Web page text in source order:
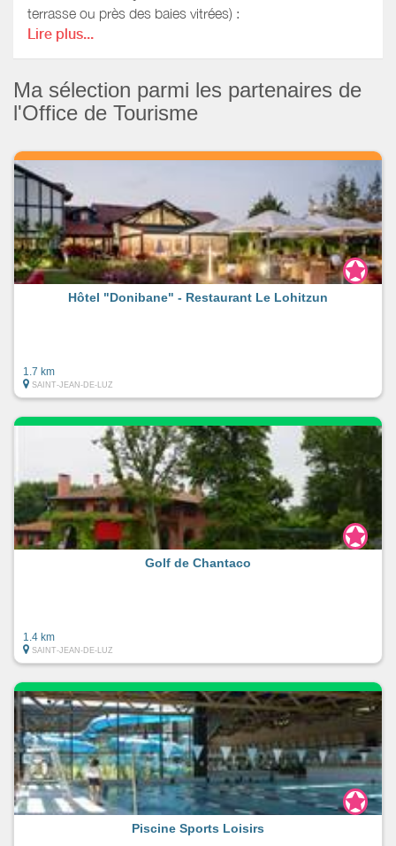
terrasse ou près des baies vitrées) :
• La Plancha – Bidart, poissons grillés et ambiance
• Le Socket – Bidart, sur le golf d’Ilbarritz, avec sa vue
magnifique sur l’océan et sa cuisine raffinée
confidentielles:
• Restaurant BRUT – Saint-Jean-de-Luz, en zone
piétonne, un jeune chef talentueux et inspiré
• Maison Larralde – Ascain, adresse familiale
incontournable, célèbre pour sa délicieuse omelette aux
cèpes
Ces suggestions ne sont qu’un aperçu… Je serai
heureuse de vous transmettre, sur simple demande,
Lire plus...
Ma sélection parmi les partenaires de
l'Office de Tourisme
Hôtel "Donibane" - Restaurant Le Lohitzun
1.7 km
SAINT-JEAN-DE-LUZ
Golf de Chantaco
1.4 km
SAINT-JEAN-DE-LUZ
Piscine Sports Loisirs